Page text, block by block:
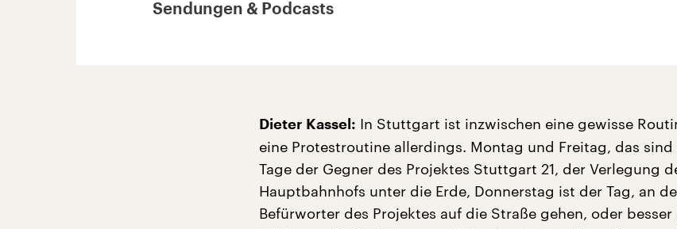
Sendungen & Podcasts
Dieter Kassel: In Stuttgart ist inzwischen eine gewisse
eine Protestroutine allerdings. Montag und Freitag, das
Tage der Gegner des Projektes Stuttgart 21, der Verlegung
Hauptbahnhofs unter die Erde, Donnerstag ist der Tag, an
Befürworter des Projektes auf die Straße gehen, oder